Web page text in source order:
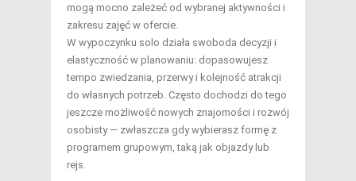
mogą mocno zależeć od wybranej aktywności i
zakresu zajęć w ofercie.
W wypoczynku solo działa swoboda decyzji i
elastyczność w planowaniu: dopasowujesz
tempo zwiedzania, przerwy i kolejność atrakcji
do własnych potrzeb. Często dochodzi do tego
jeszcze możliwość nowych znajomości i rozwój
osobisty — zwłaszcza gdy wybierasz formę z
programem grupowym, taką jak objazdy lub
rejs.